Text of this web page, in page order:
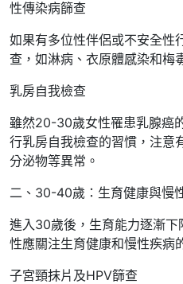
性傳染病篩查
如果有多位性伴侶或不安全性
查，如淋病、衣原體感染和梅
乳房自我檢查
雖然20-30歲女性罹患乳腺癌
行乳房自我檢查的習慣，注意
分泌物等異常。
二、30-40歲：生育健康與慢
進入30歲後，生育能力逐漸
性應關注生育健康和慢性疾病
子宮頸抹片及HPV篩查